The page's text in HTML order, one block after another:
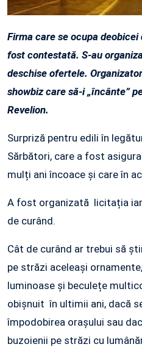
Firma care se ocupa
fost contestată. S-au
deschise ofertele.
showbiz care să-i „încânte”
Revelion.
Surpriză pentru edili în
Sărbători, care a fost
mulți ani încoace și care în
A fost organizată licitația
de curând.
Cât de curând ar trebui să
pe străzi aceleași
luminoase și beculețe
obișnuit în ultimii ani, dacă
împodobirea orașului sau
buzoienii pe străzi cu